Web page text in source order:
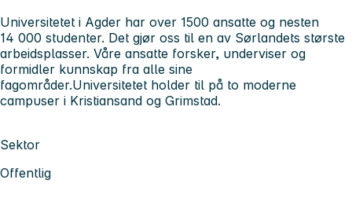
Universitetet i Agder har over 1500 ansatte og nesten
14 000 studenter. Det gjør oss til en av Sørlandets største
arbeidsplasser. Våre ansatte forsker, underviser og
formidler kunnskap fra alle sine
fagområder.Universitetet holder til på to moderne
campuser i Kristiansand og Grimstad.
Sektor
Offentlig